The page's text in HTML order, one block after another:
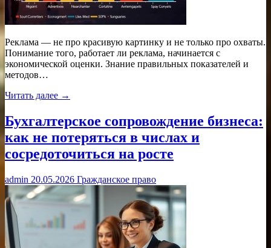
Реклама — не про красивую картинку и не только про охваты.
Понимание того, работает ли реклама, начинается с
экономической оценки. Знание правильных показателей и
методов…
Читать далее →
Бухгалтерское сопровождение бизнеса:
как не потеряться в числах и
сосредоточиться на росте
admin 20.05.2026 Гражданское право